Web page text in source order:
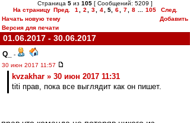
Страница 5 из 105 [ Сообщений: 5209 ]
На страницу Пред. 1 2 3 4 5, 6 7 8 105
След.
Начать новую тему
Добавить
Версия для печати
01.06.2017 - 30.06.2017
Q_
-
30 июн 2017 11:57
kvzakhar » 30 июн 2017 11:31
titi прав, пока все выглядит как он пишет.